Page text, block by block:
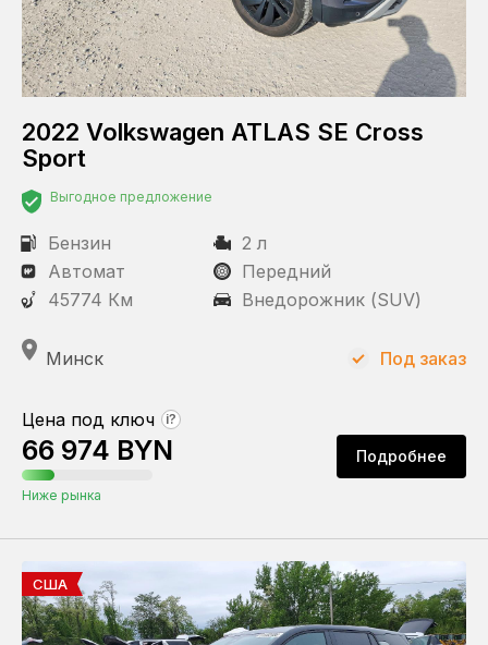
2022 Volkswagen ATLAS SE Cross
Sport
Выгодное предложение
Бензин
2 л
Автомат
Передний
45774 Км
Внедорожник (SUV)
Минск
Цена под ключ ?
66 974 BYN
Ниже рынка
Подробнее
Под заказ
США